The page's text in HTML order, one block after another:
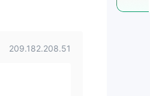
209.182.208.51